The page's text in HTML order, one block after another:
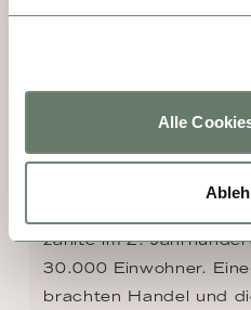
Alle
Diese Stadt ist ein
sich für das Gestern
zählte im 2.
30.000 Einwohner.
brachten Handel und